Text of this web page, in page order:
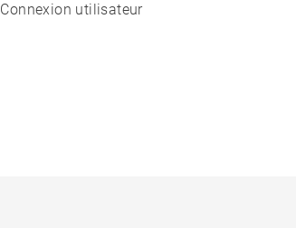
Connexion utilisateur